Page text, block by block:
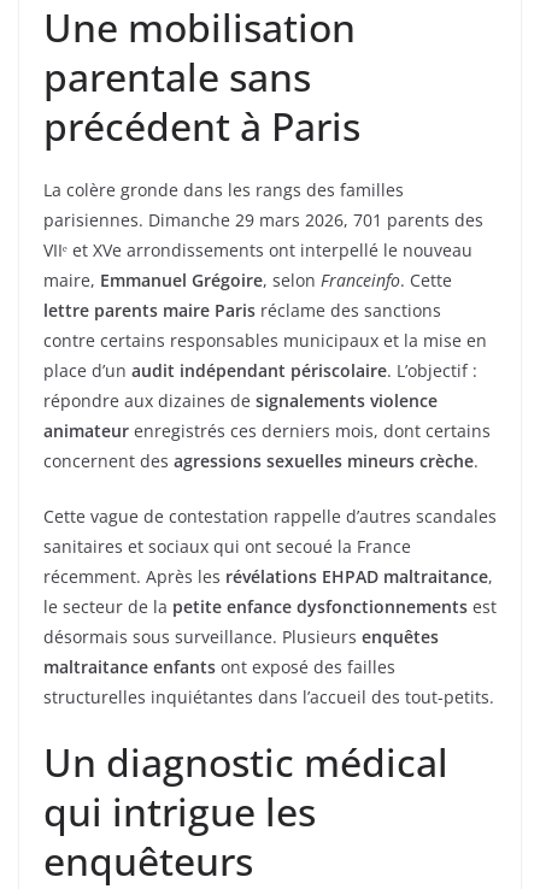
Une mobilisation
parentale sans
précédent à Paris
La colère gronde dans les rangs des familles
parisiennes. Dimanche 29 mars 2026, 701 parents des
VIIᵉ et XVe arrondissements ont interpellé le nouveau
maire, Emmanuel Grégoire, selon Franceinfo. Cette
lettre parents maire Paris réclame des sanctions
contre certains responsables municipaux et la mise en
place d’un audit indépendant périscolaire. L’objectif :
répondre aux dizaines de signalements violence
animateur enregistrés ces derniers mois, dont certains
concernent des agressions sexuelles mineurs crèche.
Cette vague de contestation rappelle d’autres scandales
sanitaires et sociaux qui ont secoué la France
récemment. Après les révélations EHPAD maltraitance,
le secteur de la petite enfance dysfonctionnements est
désormais sous surveillance. Plusieurs enquêtes
maltraitance enfants ont exposé des failles
structurelles inquiétantes dans l’accueil des tout-petits.
Un diagnostic médical
qui intrigue les
enquêteurs